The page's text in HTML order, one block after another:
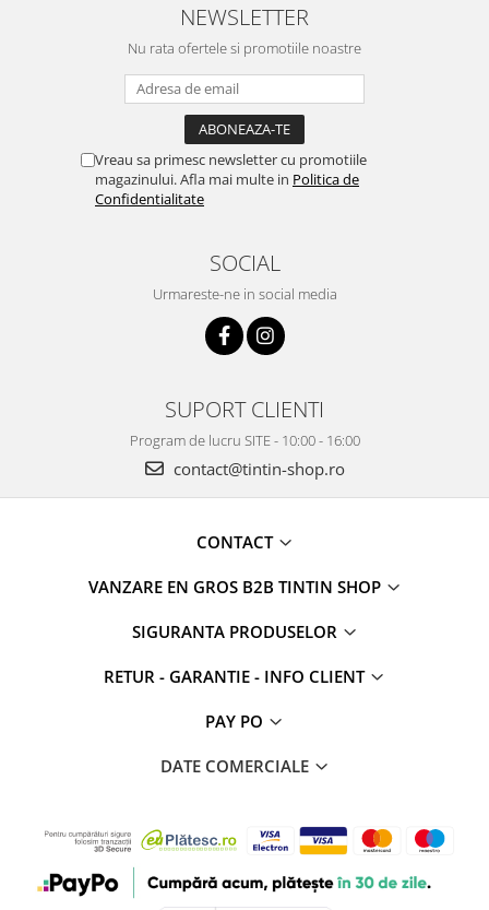
NEWSLETTER
Nu rata ofertele si promotiile noastre
Vreau sa primesc newsletter cu promotiile
magazinului. Afla mai multe in Politica de
Confidentialitate
SOCIAL
Urmareste-ne in social media
SUPORT CLIENTI
Program de lucru SITE - 10:00 - 16:00
contact@tintin-shop.ro
CONTACT
VANZARE EN GROS B2B TINTIN SHOP
SIGURANTA PRODUSELOR
RETUR - GARANTIE - INFO CLIENT
PAY PO
DATE COMERCIALE